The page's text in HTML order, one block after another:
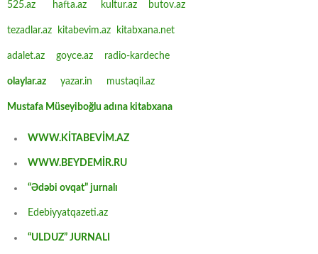
525.az hafta.az kultur.az butov.az
tezadlar.az kitabevim.az kitabxana.net
adalet.az goyce.az radio-kardeche
olaylar.az yazar.in mustaqil.az
Mustafa Müseyiboğlu adına kitabxana
WWW.KİTABEVİM.AZ
WWW.BEYDEMİR.RU
“Ədəbi ovqat” jurnalı
Edebiyyatqazeti.az
“ULDUZ” JURNALI